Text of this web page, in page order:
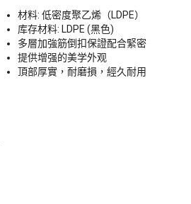
材料: 低密度聚乙烯（LDPE）
库存材料: LDPE (黑色)
多層加強筋倒扣保證配合緊密
提供增强的美学外观
頂部厚實，耐磨損，經久耐用